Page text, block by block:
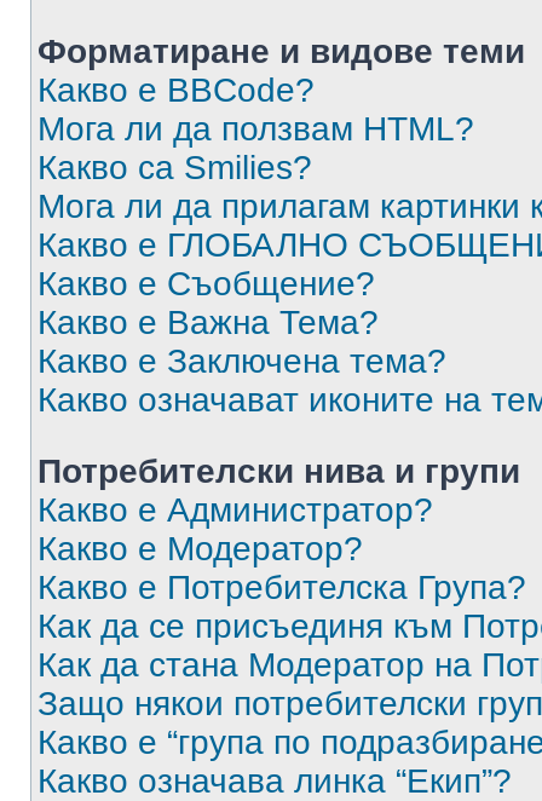
Форматиране и видове теми
Какво е BBCode?
Мога ли да ползвам HTML?
Какво са Smilies?
Мога ли да прилагам
Какво е ГЛОБАЛНО
Какво е Съобщение?
Какво е Важна Тема?
Какво е Заключена тема?
Какво означават иконите на
Потребителски нива и групи
Какво е Администратор?
Какво е Модератор?
Какво е Потребителска Група?
Как да се присъединя към
Как да стана Модератор на
Защо някои потребителски
Какво е “група по
Какво означава линка “Екип”?